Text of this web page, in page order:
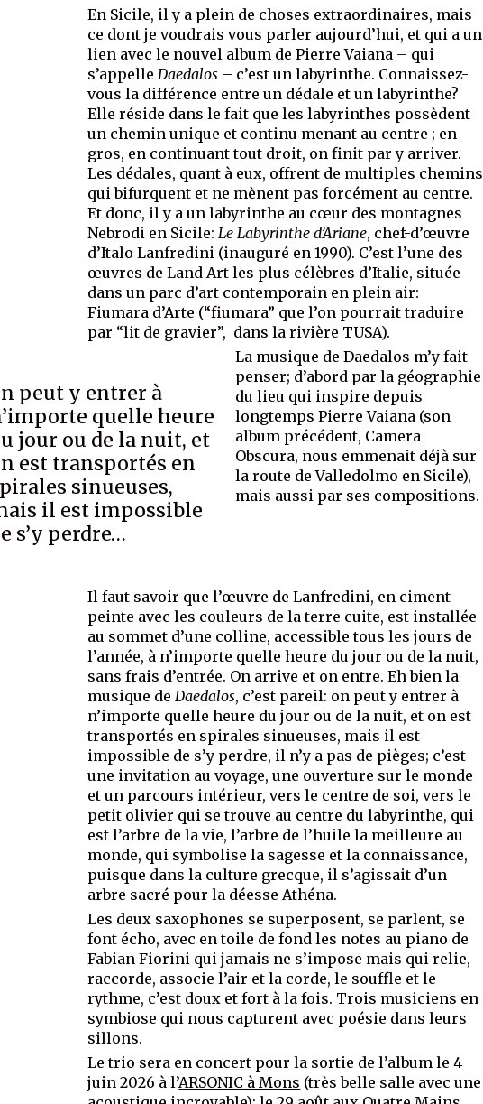
En Sicile, il y a plein de choses extraordinaires, mais
ce dont je voudrais vous parler aujourd’hui, et qui a un
lien avec le nouvel album de Pierre Vaiana – qui
s’appelle Daedalos – c’est un labyrinthe. Connaissez-
vous la différence entre un dédale et un labyrinthe?
Elle réside dans le fait que les labyrinthes possèdent
un chemin unique et continu menant au centre ; en
gros, en continuant tout droit, on finit par y arriver.
Les dédales, quant à eux, offrent de multiples chemins
qui bifurquent et ne mènent pas forcément au centre.
Et donc, il y a un labyrinthe au cœur des montagnes
Nebrodi en Sicile: Le Labyrinthe d’Ariane, chef-d’œuvre
d’Italo Lanfredini (inauguré en 1990). C’est l’une des
œuvres de Land Art les plus célèbres d’Italie, située
dans un parc d’art contemporain en plein air:
Fiumara d’Arte (“fiumara” que l’on pourrait traduire
par “lit de gravier”, dans la rivière TUSA).
peut y entrer à
quelle heure
jour ou de la nuit, et
est transportés en
sinueuses,
il est impossible
s’y perdre…
La musique de Daedalos m’y fait
penser; d’abord par la géographie
du lieu qui inspire depuis
longtemps Pierre Vaiana (son
album précédent, Camera
Obscura, nous emmenait déjà sur
la route de Valledolmo en Sicile),
mais aussi par ses compositions.
Il faut savoir que l’œuvre de Lanfredini, en ciment
peinte avec les couleurs de la terre cuite, est installée
au sommet d’une colline, accessible tous les jours de
l’année, à n’importe quelle heure du jour ou de la nuit,
sans frais d’entrée. On arrive et on entre. Eh bien la
musique de Daedalos, c’est pareil: on peut y entrer à
n’importe quelle heure du jour ou de la nuit, et on est
transportés en spirales sinueuses, mais il est
impossible de s’y perdre, il n’y a pas de pièges; c’est
une invitation au voyage, une ouverture sur le monde
et un parcours intérieur, vers le centre de soi, vers le
petit olivier qui se trouve au centre du labyrinthe, qui
est l’arbre de la vie, l’arbre de l’huile la meilleure au
monde, qui symbolise la sagesse et la connaissance,
puisque dans la culture grecque, il s’agissait d’un
arbre sacré pour la déesse Athéna.
Les deux saxophones se superposent, se parlent, se
font écho, avec en toile de fond les notes au piano de
Fabian Fiorini qui jamais ne s’impose mais qui relie,
raccorde, associe l’air et la corde, le souffle et le
rythme, c’est doux et fort à la fois. Trois musiciens en
symbiose qui nous capturent avec poésie dans leurs
sillons.
Le trio sera en concert pour la sortie de l’album le 4
juin 2026 à l’ARSONIC à Mons (très belle salle avec une